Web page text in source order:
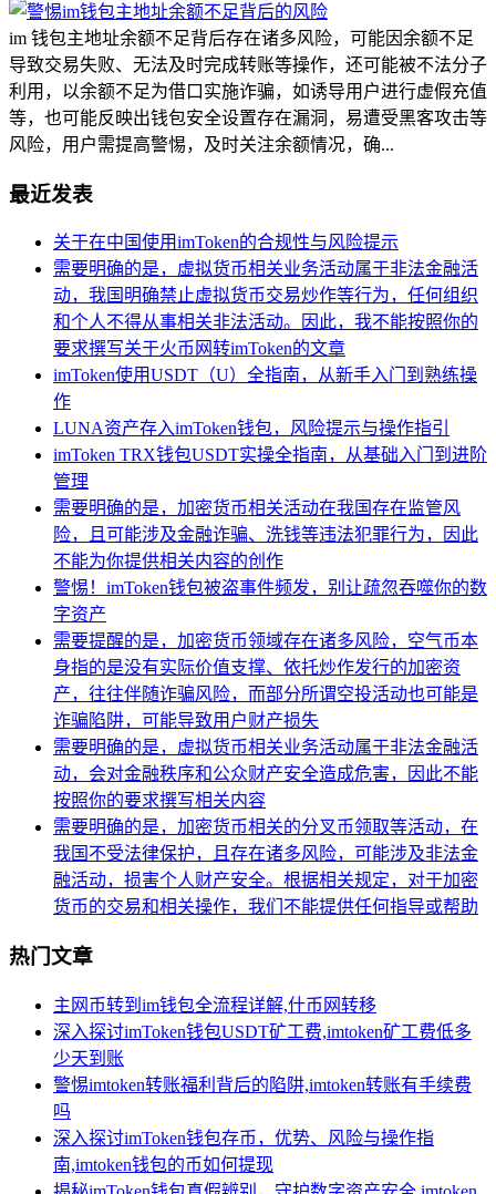
im 钱包主地址余额不足背后存在诸多风险，可能因余额不足
导致交易失败、无法及时完成转账等操作，还可能被不法分子
利用，以余额不足为借口实施诈骗，如诱导用户进行虚假充值
等，也可能反映出钱包安全设置存在漏洞，易遭受黑客攻击等
风险，用户需提高警惕，及时关注余额情况，确...
最近发表
关于在中国使用imToken的合规性与风险提示
需要明确的是，虚拟货币相关业务活动属于非法金融活
动，我国明确禁止虚拟货币交易炒作等行为，任何组织
和个人不得从事相关非法活动。因此，我不能按照你的
要求撰写关于火币网转imToken的文章
imToken使用USDT（U）全指南，从新手入门到熟练操
作
LUNA资产存入imToken钱包，风险提示与操作指引
imToken TRX钱包USDT实操全指南，从基础入门到进阶
管理
需要明确的是，加密货币相关活动在我国存在监管风
险，且可能涉及金融诈骗、洗钱等违法犯罪行为，因此
不能为你提供相关内容的创作
警惕！imToken钱包被盗事件频发，别让疏忽吞噬你的数
字资产
需要提醒的是，加密货币领域存在诸多风险，空气币本
身指的是没有实际价值支撑、依托炒作发行的加密资
产，往往伴随诈骗风险，而部分所谓空投活动也可能是
诈骗陷阱，可能导致用户财产损失
需要明确的是，虚拟货币相关业务活动属于非法金融活
动，会对金融秩序和公众财产安全造成危害，因此不能
按照你的要求撰写相关内容
需要明确的是，加密货币相关的分叉币领取等活动，在
我国不受法律保护，且存在诸多风险，可能涉及非法金
融活动，损害个人财产安全。根据相关规定，对于加密
货币的交易和相关操作，我们不能提供任何指导或帮助
热门文章
主网币转到im钱包全流程详解,什币网转移
深入探讨imToken钱包USDT矿工费,imtoken矿工费低多
少天到账
警惕imtoken转账福利背后的陷阱,imtoken转账有手续费
吗
深入探讨imToken钱包存币，优势、风险与操作指
南,imtoken钱包的币如何提现